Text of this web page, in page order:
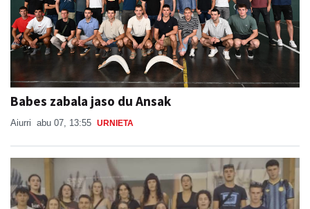
Babes zabala jaso du Ansak
Aiurri abu 07, 13:55 URNIETA